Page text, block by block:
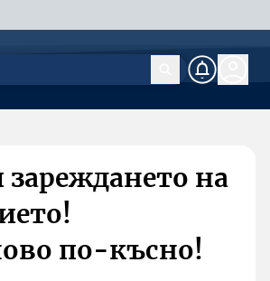
на
по-късно!